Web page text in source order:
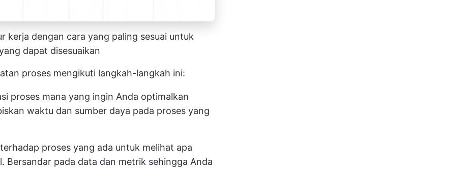
kerja dengan cara yang paling sesuai untuk
dapat disesuaikan
proses mengikuti langkah-langkah ini:
proses mana yang ingin Anda optimalkan
waktu dan sumber daya pada proses yang
proses yang ada untuk melihat apa
Bersandar pada data dan metrik sehingga Anda